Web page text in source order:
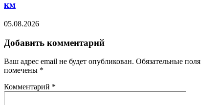
км
05.08.2026
Добавить комментарий
Ваш адрес email не будет опубликован. Обязательные поля
помечены *
Комментарий *